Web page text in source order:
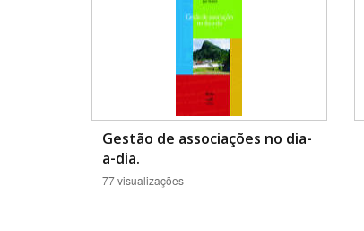
Gestão de associações no dia-
a-dia.
77 visualizações